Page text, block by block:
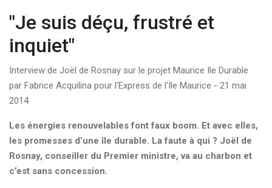
"Je suis déçu, frustré et
inquiet"
Interview de Joël de Rosnay sur le projet Maurice Ile Durable
par Fabrice Acquilina pour l'Express de l'Ile Maurice - 21 mai
2014
Les énergies renouvelables font faux boom. Et avec elles,
les promesses d’une île durable. La faute à qui ? Joël de
Rosnay, conseiller du Premier ministre, va au charbon et
c’est sans concession.